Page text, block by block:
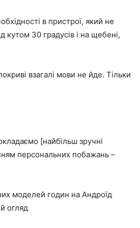
в пристрої, який не
кутом 30 градусів і на щебені,
взагалі мови не йде. Тільки
[найбільш зручні
персональних побажань –
моделей годин на Андроїд
огляд